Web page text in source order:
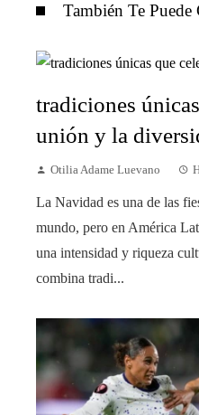
También Te Puede
tradiciones
unión y la
Otilia Adame Luevano
La Navidad es una de las
mundo, pero en América
una intensidad y riqueza
combina tradi...